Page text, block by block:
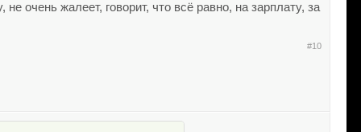
очень жалеет, говорит, что всё равно, на зарплату, за
#10